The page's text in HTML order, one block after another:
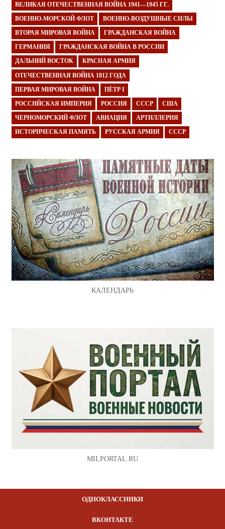
ВЕЛИКАЯ ОТЕЧЕСТВЕННАЯ ВОЙНА 1941—1945 ГГ.
ВОЕННО-МОРСКОЙ ФЛОТ ВОЕННО-ВОЗДУШНЫЕ СИЛЫ
ВТОРАЯ МИРОВАЯ ВОЙНА ГРАЖДАНСКАЯ ВОЙНА
ГЕРМАНИЯ ГРАЖДАНСКАЯ ВОЙНА В РОССИИ
ДАЛЬНИЙ ВОСТОК КРАСНАЯ АРМИЯ
ОТЕЧЕСТВЕННАЯ ВОЙНА 1812 ГОДА
ПЕРВАЯ МИРОВАЯ ВОЙНА ПЁТР I
РОССИЙСКАЯ ИМПЕРИЯ РОССИЯ СССР США
ЧЕРНОМОРСКИЙ ФЛОТ АВИАЦИЯ АРТИЛЛЕРИЯ
ИСТОРИЧЕСКАЯ ПАМЯТЬ РУССКАЯ АРМИЯ СССР
КАЛЕНДАРЬ
MILPORTAL.RU
ОДНОКЛАССНИКИ
ВКОНТАКТЕ